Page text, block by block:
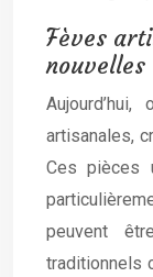
Fèves
nouvelles
artisanales,
Ces pièces
peuvent
traditionnels